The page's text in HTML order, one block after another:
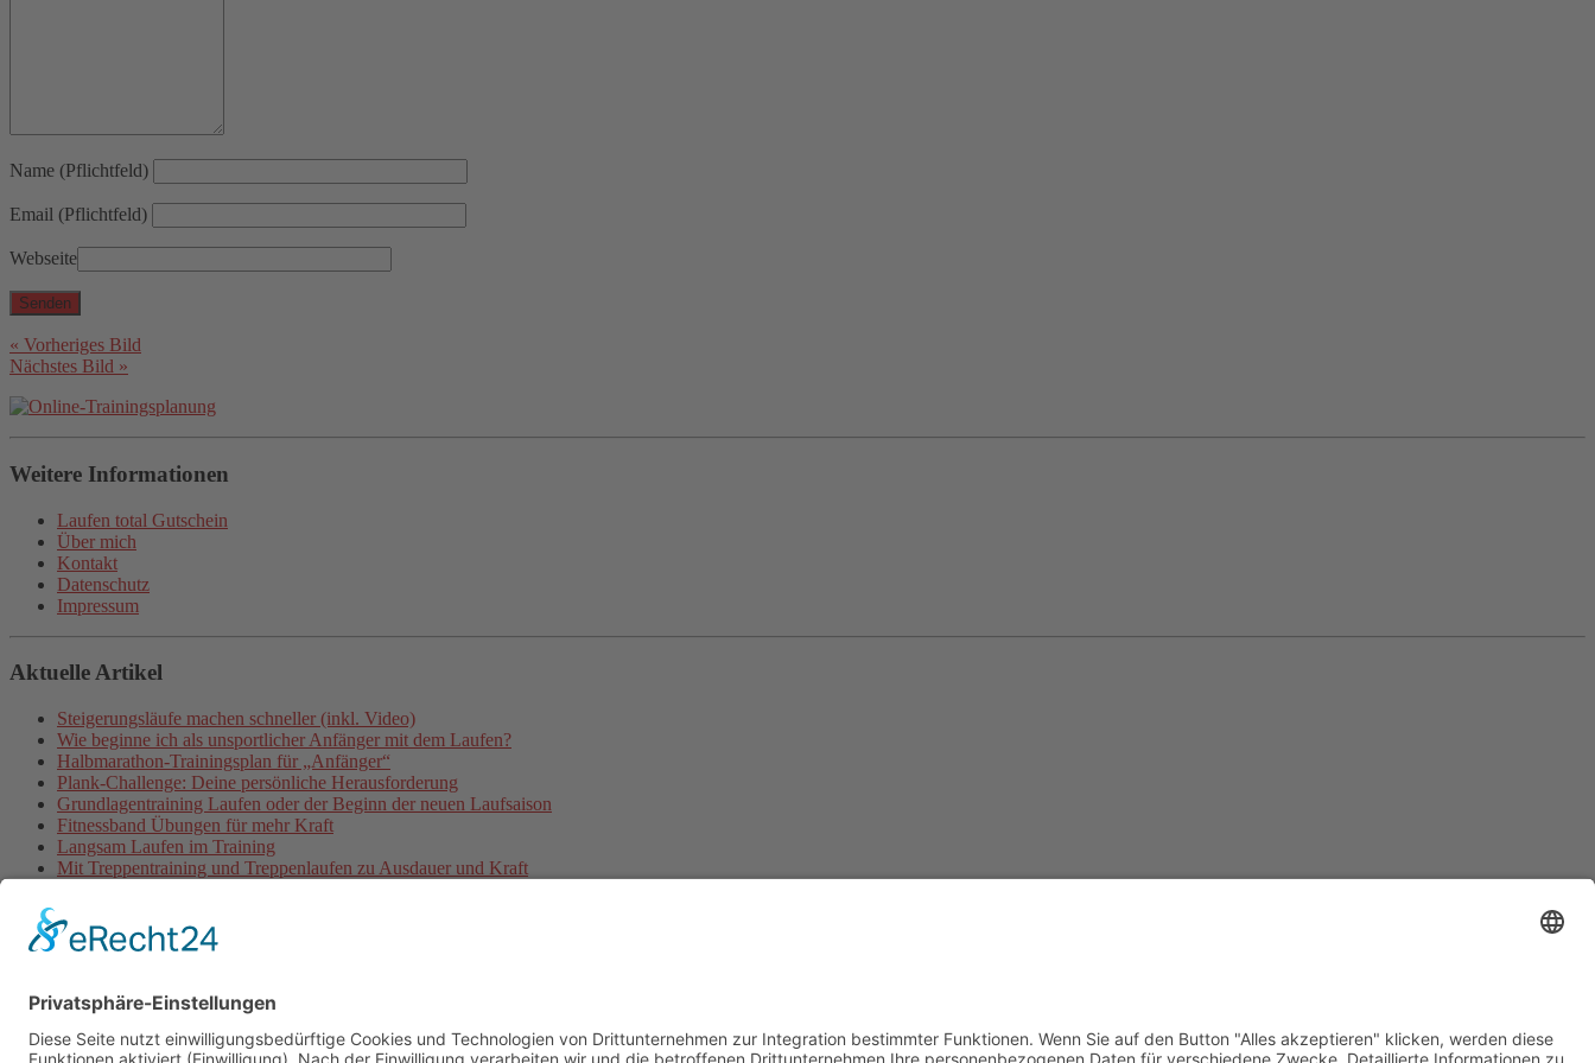
Name (Pflichtfeld)
Email (Pflichtfeld)
Webseite
« Vorheriges Bild
Nächstes Bild »
Weitere Informationen
Laufen total Gutschein
Über mich
Kontakt
Datenschutz
Impressum
Aktuelle Artikel
Steigerungsläufe machen schneller (inkl. Video)
Wie beginne ich als unsportlicher Anfänger mit dem Laufen?
Halbmarathon-Trainingsplan für „Anfänger“
Plank-Challenge: Deine persönliche Herausforderung
Grundlagentraining Laufen oder der Beginn der neuen Laufsaison
Fitnessband Übungen für mehr Kraft
Langsam Laufen im Training
Mit Treppentraining und Treppenlaufen zu Ausdauer und Kraft
© 2026 - Personal Training in Dresden mit Heiko Wache und bundesweite Online-Trainingsbetreuung